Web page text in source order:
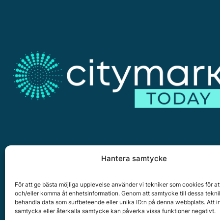
Hantera samtycke
För att ge bästa möjliga upplevelse använder vi tekniker som cookies för
och/eller komma åt enhetsinformation. Genom att samtycke till dessa
behandla data som surfbeteende eller unika ID:n på denna webbplats. Att
samtycka eller återkalla samtycke kan påverka vissa funktioner negativt.
www.citymark.se, Tel. växel 0651-15050,Policy för
Copyright © 2025 All rights reserved.